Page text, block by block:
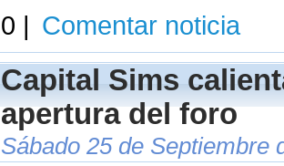
0 | Comentar noticia
Capital Sims
apertura del foro
Sábado 25 de Septiembre